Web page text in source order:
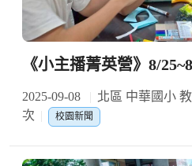
《小主播菁英營》8/
2025-09-08 北區 中華國小
次
校園新聞